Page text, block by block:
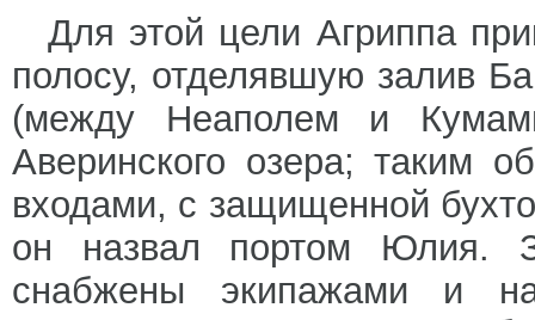
Для этой цели Агриппа
полосу, отделявшую залив
(между Неаполем и
Аверинского озера; таким
входами, с защищенной
он назвал портом Юлия.
снабжены экипажами и